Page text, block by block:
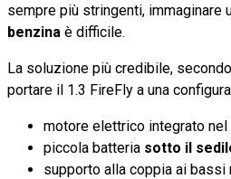
sempre più stringenti, immaginare
benzina è difficile.
La soluzione più credibile,
portare il 1.3 FireFly a una
motore elettrico integrato nel
piccola batteria sotto il
supporto alla coppia ai bassi